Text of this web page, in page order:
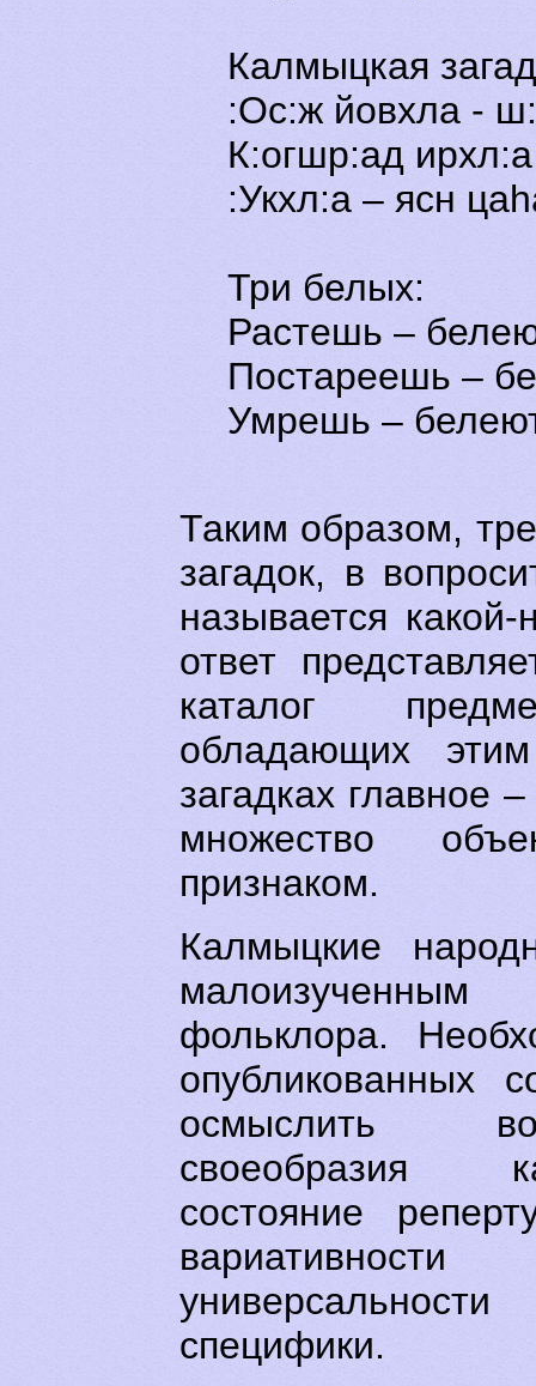
Калмыцкая
:Ос:ж йовхла -
К:огшр:ад
:Укхл:а – ясн
Три белых:
Растешь –
Постареешь –
Умрешь –
Таким образом,
загадок, в
называется
ответ
каталог
обладающих
загадках главное
множество
признаком.
Калмыцкие
малоизученным
фольклора.
опубликованных
осмыслить
своеобразия
состояние
специфики.